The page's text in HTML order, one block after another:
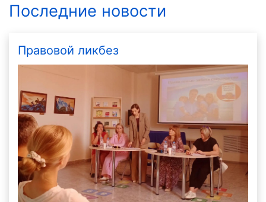
Последние новости
Правовой ликбез